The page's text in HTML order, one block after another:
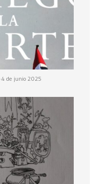
4 de junio 2025